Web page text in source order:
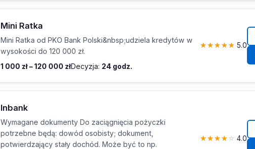
Mini Ratka
Mini Ratka od PKO Bank Polski&nbsp;udziela kredytów w
wysokości do 120 000 zł.
1 000 zł – 120 000 złDecyzja: 24 godz.
★★★★★ 5.0
Inbank
Wymagane dokumenty Do zaciągnięcia pożyczki
potrzebne będą: dowód osobisty; dokument,
potwierdzający stały dochód. Może być to np.
★★★★☆ 4.0